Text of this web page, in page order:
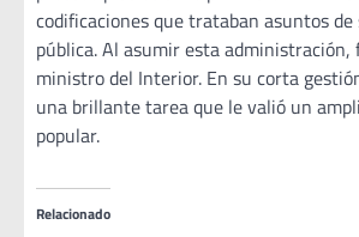
codificaciones que trataban asuntos de
pública. Al asumir esta administración,
ministro del Interior. En su corta
una brillante tarea que le valió un
popular.
Relacionado